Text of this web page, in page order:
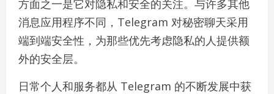
方面之一是它对隐私和安全的关注。与许多其他
消息应用程序不同，Telegram 对秘密聊天采用
端到端安全性，为那些优先考虑隐私的人提供额
外的安全层。
日常个人和服务都从 Telegram 的不断发展中获